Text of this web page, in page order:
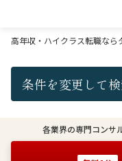
高年収・ハイクラス転職なら
条件を変更して
各業界の専門コンサ